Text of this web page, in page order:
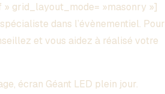
grid_layout_mode= »masonry »]
dans l’évènementiel. Pour
et vous aidez à réalisé votre
écran Géant LED plein jour.